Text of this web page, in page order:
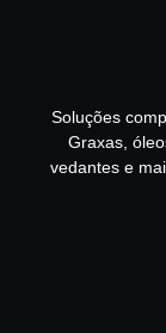
Soluções
Graxas,
vedantes e